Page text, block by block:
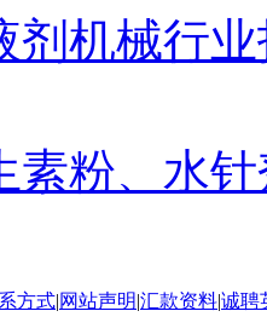
剂机械行
素粉、水
方式|网站声明|汇款资料|诚聘